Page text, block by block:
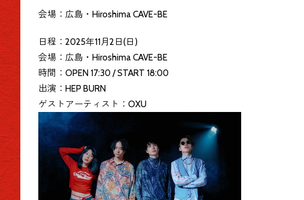
会場：広島・Hiroshima CAVE-BE
日程：2025年11月2日(日)
会場：広島・Hiroshima CAVE-BE
時間：OPEN 17:30 / START 18:00
出演：HEP BURN
ゲストアーティスト：OXU